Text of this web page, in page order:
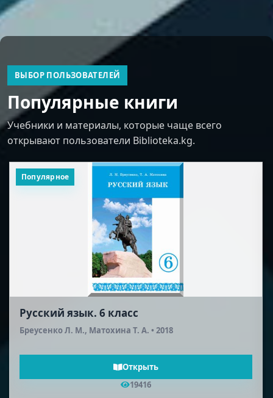
ВЫБОР ПОЛЬЗОВАТЕЛЕЙ
Популярные книги
Учебники и материалы, которые чаще всего
открывают пользователи Biblioteka.kg.
Популярное
Русская литература (2-я половина XIX
века). 10 класс
Открыть
18561